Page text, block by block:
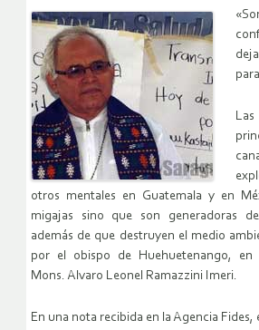
otros mentales en Guatemala y en
migajas sino que son generadoras
además de que destruyen el medio
por el obispo de Huehuetenango, en
Mons. Alvaro Leonel Ramazzini Imeri.
En una nota recibida en la Agencia Fides,